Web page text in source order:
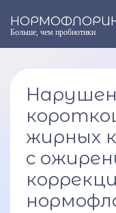
Больше, чем пробиотики
жирных
с